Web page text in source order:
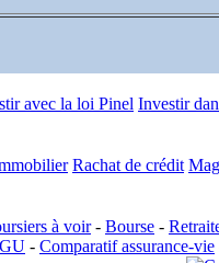
avec la loi Pinel Investir
Rachat de crédit
à voir- Bourse -
- Comparatif assurance-vie